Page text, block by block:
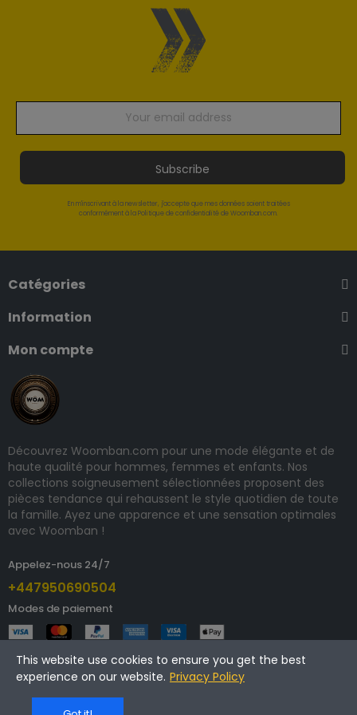
Subscribe
En m'inscrivant à la newsletter, j'accepte que mes données soient traitées
conformément à la Politique de confidentialité de Woomban.com.
Catégories
Information
Mon compte
Découvrez Woomban.com pour une mode élégante et de
haute qualité pour hommes, femmes et enfants. Nos
collections soigneusement sélectionnées proposent des
pièces tendance qui rehaussent le style quotidien de toute
la famille. Ayez une apparence et une sensation optimales
avec Woomban !
Appelez-nous 24/7
+447950690504
Modes de paiement
Copyright © 2025 woomban.com. Tous droits réservés.
This website use cookies to ensure you get the best
experience on our website. Privacy Policy